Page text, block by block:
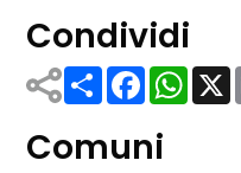
Condividi
ShareFacebook
Comuni